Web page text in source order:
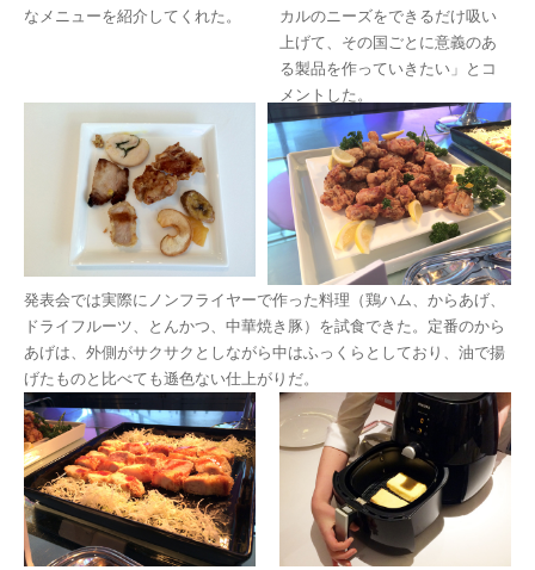
なメニューを紹介してくれた。
カルのニーズをできるだけ吸い
上げて、その国ごとに意義のあ
る製品を作っていきたい」とコ
メントした。
発表会では実際にノンフライヤーで作った料理（鶏ハム、からあげ、
ドライフルーツ、とんかつ、中華焼き豚）を試食できた。定番のから
あげは、外側がサクサクとしながら中はふっくらとしており、油で揚
げたものと比べても遜色ない仕上がりだ。